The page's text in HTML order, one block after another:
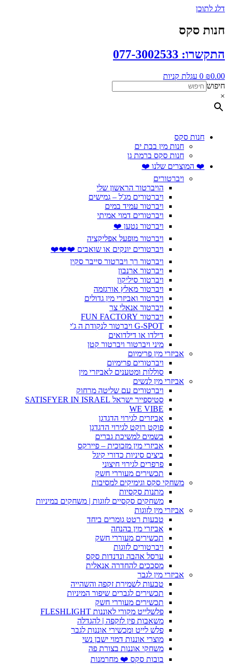
דלג לתוכן
חנות סקס
התקשרו: 077-3002533
₪0.00
0 עגלת קניות
חיפוש
×
חנות סקס
חנות מין בבת ים
חנות סקס ברמת גן
❤️ המוצרים שלנו ❤️
ויברטורים
הויברטור הראשון שלי
ויברטורים מג'ל – גמישים
ויברטור עמיד במים
ויברטורים דמוי אמיתי
ויברטור נטען ❤️
ויברטור מופעל אפליקציה
ויברטורים יונקים או שואבים ❤️❤️❤️
ויברטור רך ויברטור סייבר סקין
ויברטור ארנבון
ויברטור סיליקון
ויברטור מאלץ אורגזמה
ויברטור ואביזרי מין גדולים
ויברטור אנאלי צר
ויברטור FUN FACTORY
G-SPOT ויברטור לנקודת ה ג'י
דילדו או דילדואים
מיני ויברטור ויברטור קטן
אביזרי מין פרימיום
ויברטורים פרימיום
סוללות ומטענים לאביזרי מין
אביזרי מין לנשים
ויברטורים עם שליטה מרחוק
סטיספייר ישראל SATISFYER IN ISRAEL
WE VIBE
אביזרים לגירוי הדגדגן
פוקט רוקט לגירוי הדגדגן
בשמים למשיכת גברים
אביזרי מין מזכוכית – פיירקס
ביצים סיניות כדורי קיגל
פרפרים לגירוי חיצוני
תכשירים מעוררי חשק
משחקי סקס וגימיקים למסיבות
מתנות סקסיות
משחקים סקסיים לזוגות | משחקים במיניות
אביזרי מין לזוגות
טבעות רטט גומרים ביחד
אביזרי מין בהנחה
תכשירים מעוררי חשק
ויברטורים לזוגות
ערסל אהבה ונדנדות סקס
מסככים להחדרה אנאלית
אביזרי מין לגבר
טבעות לשמירת זקפה והשהייה
תכשירים לגברים שיפור המיניות
תכשירים מעוררי חשק
פלשלייט מקורי לאוננות FLESHLIGHT
משאבות פין לזקפה | להגדלה
פלש לייט ומכשירי אוננות לגבר
מוצרי אוננות דמוי ישבן נשי
משחקי אוננות בצורת פה
בובות סקס ❤️ מחרמנות